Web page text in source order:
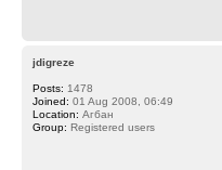
jdigreze
Posts: 1478
Joined: 01 Aug 2008, 06:49
Location: Агбан
Group: Registered users